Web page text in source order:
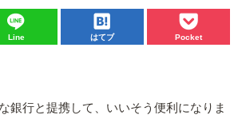
Line はてブ Pocket
銀行と提携して、いいそう便利になりま